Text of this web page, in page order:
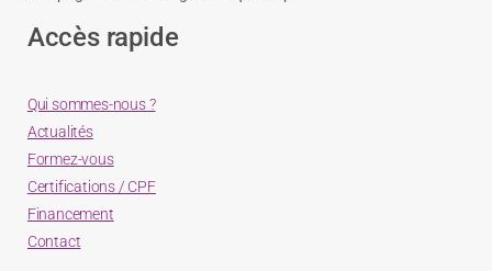
Accès rapide
Qui sommes-nous ?
Actualités
Formez-vous
Certifications / CPF
Financement
Contact